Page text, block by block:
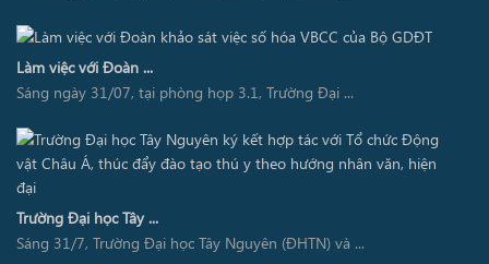
Làm việc với Đoàn ...
Sáng ngày 31/07, tại phòng họp 3.1, Trường Đại ...
Trường Đại học Tây ...
Sáng 31/7, Trường Đại học Tây Nguyên (ĐHTN) và ...